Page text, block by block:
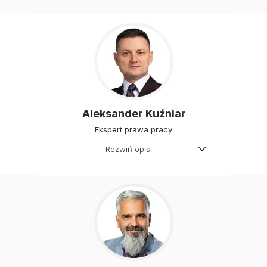
Specjalizuje się w zagadnieniach
podatkowych. Autor licznych
publikacji, doświadczony
wykładowca i szkoleniowiec.
Aleksander Kuźniar
Ekspert prawa pracy
Rozwiń opis
Wieloletni Inspektor pracy
PIP,Inspektor Ochrony Danych.
Autor ponad 200 publikacji z
zakresu prawa pracy ukazujących
się na łamach takich tytułów jak:
Rzeczpospolita, Monitor Prawa